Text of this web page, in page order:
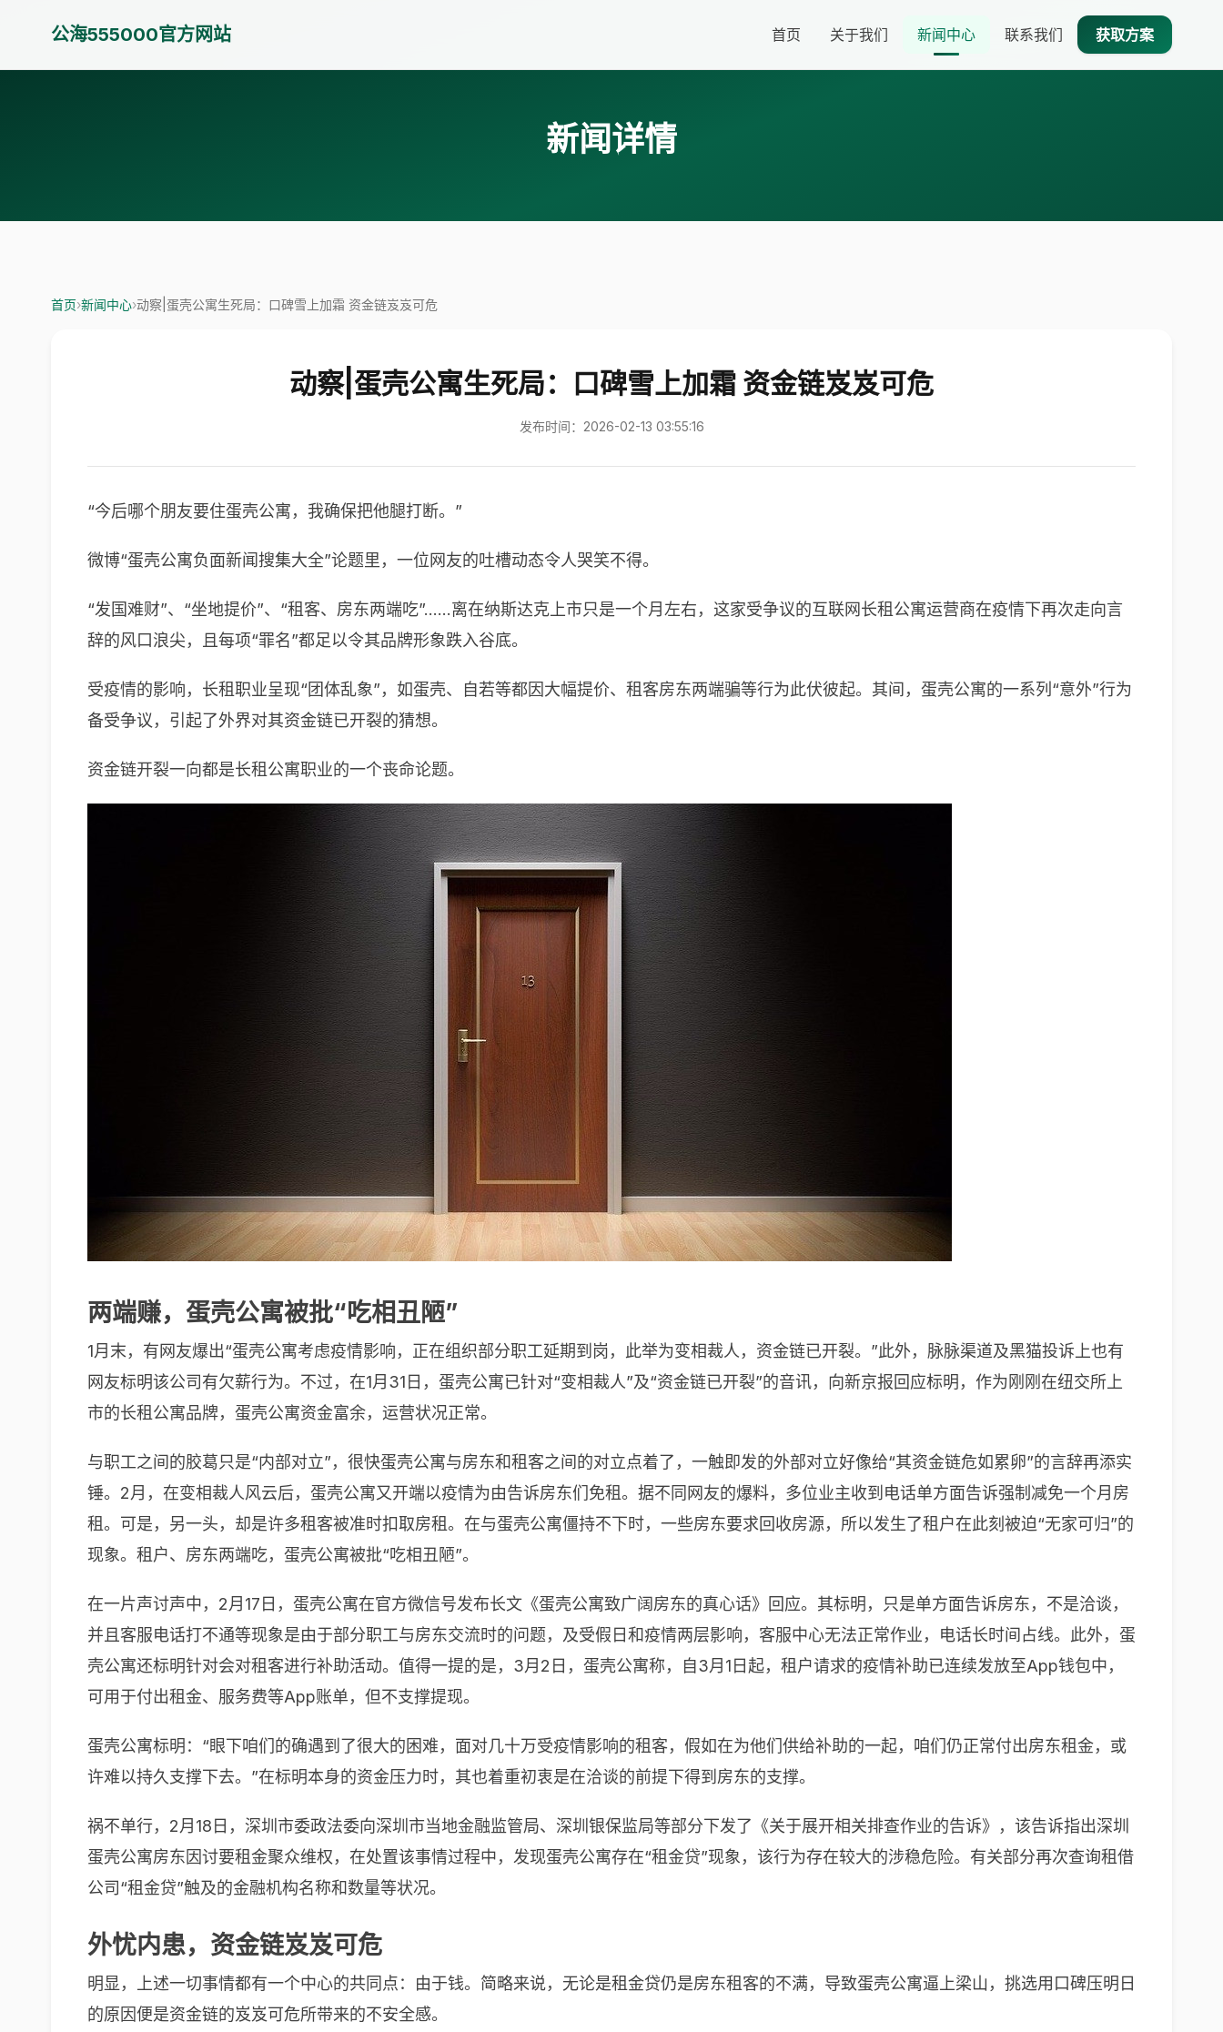
公海555000官方网站 首页 关于我们 新闻中心 联系我们 获取方案
新闻详情
首页›新闻中心›动察|蛋壳公寓生死局：口碑雪上加霜 资金链岌岌可危
动察|蛋壳公寓生死局：口碑雪上加霜 资金链岌岌可危
发布时间：2026-02-13 03:55:16
“今后哪个朋友要住蛋壳公寓，我确保把他腿打断。”
微博“蛋壳公寓负面新闻搜集大全”论题里，一位网友的吐槽动态令人哭笑不得。
“发国难财”、“坐地提价”、“租客、房东两端吃”……离在纳斯达克上市只是一个月左右，这家受争议的互联网长租公寓运营商在疫情下再次走向言
辞的风口浪尖，且每项“罪名”都足以令其品牌形象跌入谷底。
受疫情的影响，长租职业呈现“团体乱象”，如蛋壳、自若等都因大幅提价、租客房东两端骗等行为此伏彼起。其间，蛋壳公寓的一系列“意外”行为
备受争议，引起了外界对其资金链已开裂的猜想。
资金链开裂一向都是长租公寓职业的一个丧命论题。
两端赚，蛋壳公寓被批“吃相丑陋”
1月末，有网友爆出“蛋壳公寓考虑疫情影响，正在组织部分职工延期到岗，此举为变相裁人，资金链已开裂。”此外，脉脉渠道及黑猫投诉上也有
网友标明该公司有欠薪行为。不过，在1月31日，蛋壳公寓已针对“变相裁人”及“资金链已开裂”的音讯，向新京报回应标明，作为刚刚在纽交所上
市的长租公寓品牌，蛋壳公寓资金富余，运营状况正常。
与职工之间的胶葛只是“内部对立”，很快蛋壳公寓与房东和租客之间的对立点着了，一触即发的外部对立好像给“其资金链危如累卵”的言辞再添实
锤。2月，在变相裁人风云后，蛋壳公寓又开端以疫情为由告诉房东们免租。据不同网友的爆料，多位业主收到电话单方面告诉强制减免一个月房
租。可是，另一头，却是许多租客被准时扣取房租。在与蛋壳公寓僵持不下时，一些房东要求回收房源，所以发生了租户在此刻被迫“无家可归”的
现象。租户、房东两端吃，蛋壳公寓被批“吃相丑陋”。
在一片声讨声中，2月17日，蛋壳公寓在官方微信号发布长文《蛋壳公寓致广阔房东的真心话》回应。其标明，只是单方面告诉房东，不是洽谈，
并且客服电话打不通等现象是由于部分职工与房东交流时的问题，及受假日和疫情两层影响，客服中心无法正常作业，电话长时间占线。此外，蛋
壳公寓还标明针对会对租客进行补助活动。值得一提的是，3月2日，蛋壳公寓称，自3月1日起，租户请求的疫情补助已连续发放至App钱包中，
可用于付出租金、服务费等App账单，但不支撑提现。
蛋壳公寓标明：“眼下咱们的确遇到了很大的困难，面对几十万受疫情影响的租客，假如在为他们供给补助的一起，咱们仍正常付出房东租金，或
许难以持久支撑下去。”在标明本身的资金压力时，其也着重初衷是在洽谈的前提下得到房东的支撑。
祸不单行，2月18日，深圳市委政法委向深圳市当地金融监管局、深圳银保监局等部分下发了《关于展开相关排查作业的告诉》，该告诉指出深圳
蛋壳公寓房东因讨要租金聚众维权，在处置该事情过程中，发现蛋壳公寓存在“租金贷”现象，该行为存在较大的涉稳危险。有关部分再次查询租借
公司“租金贷”触及的金融机构名称和数量等状况。
外忧内患，资金链岌岌可危
明显，上述一切事情都有一个中心的共同点：由于钱。简略来说，无论是租金贷仍是房东租客的不满，导致蛋壳公寓逼上梁山，挑选用口碑压明日
的原因便是资金链的岌岌可危所带来的不安全感。